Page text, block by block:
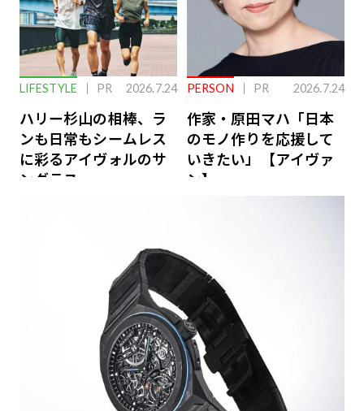
LIFESTYLE PR 2026.7.24
ハリー杉山の相棒、ラ
ンも日常もシームレス
に彩るアイヴォルのサ
ングラス
PERSON PR 2026.7.24
作家・原田マハ「日本
のモノ作りを応援して
いきたい」【アイヴァ
ン】